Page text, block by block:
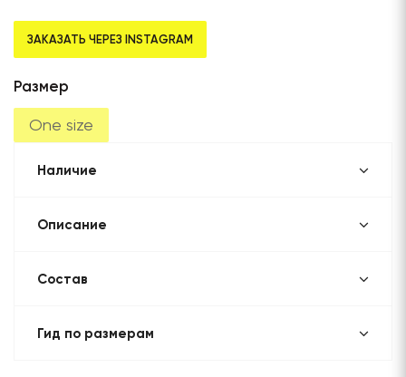
ЗАКАЗАТЬ ЧЕРЕЗ INSTAGRAM
Размер
One size
Наличие
Описание
Состав
Гид по размерам